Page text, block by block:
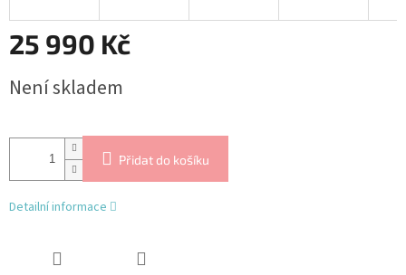
25 990 Kč
cena:
Není skladem
Přidat do košíku
Detailní informace